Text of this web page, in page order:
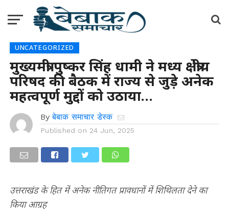
UNCATEGORIZED
मुख्यमंत्री पुष्कर सिंह धामी ने मध्य क्षेत्रीय
परिषद की बैठक में राज्य से जुड़े अनेक
महत्वपूर्ण मुद्दों को उठाया…
By बेबाक समाचार डेस्क
Published on 24 Jun, 2025
उत्तराखंड के हित में अनेक नीतिगत प्रावधानों में शिथिलता देने का
किया आग्रह